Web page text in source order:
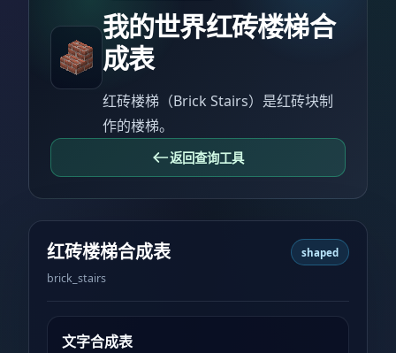
我的世界红砖楼梯合
成表
红砖楼梯（Brick Stairs）是红砖块制
作的楼梯。
返回查询工具
红砖楼梯合成表
brick_stairs
shaped
文字合成表